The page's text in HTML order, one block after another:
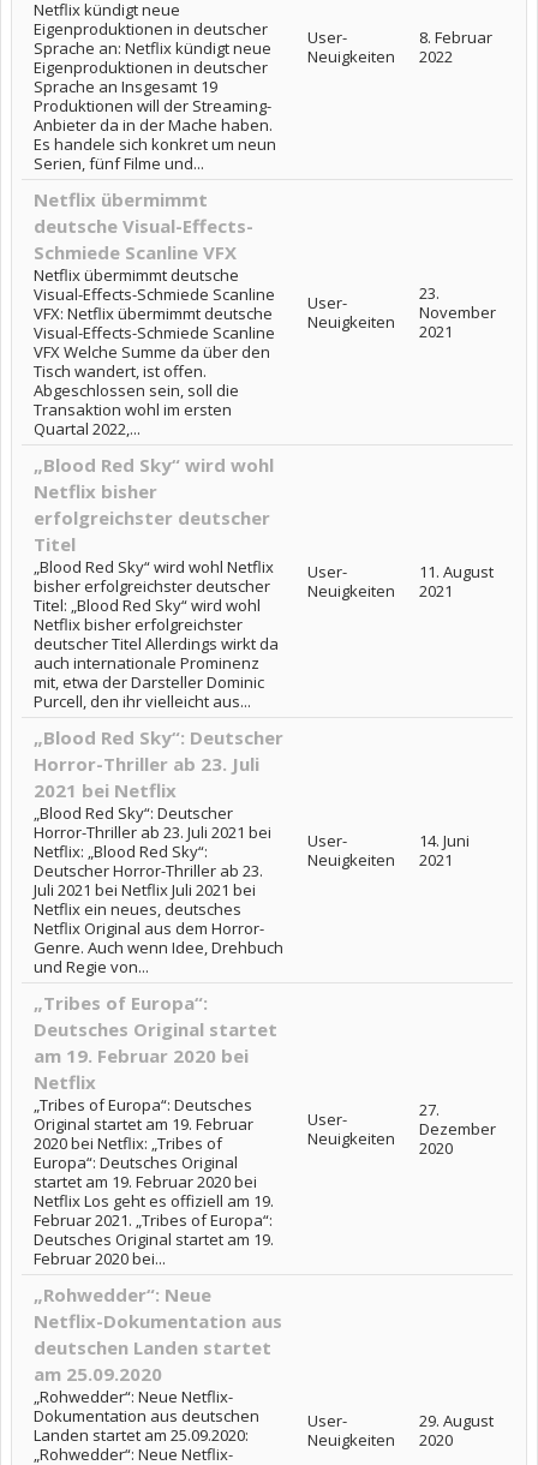
Netflix kündigt neue
Eigenproduktionen in deutscher
Sprache an: Netflix kündigt neue
Eigenproduktionen in deutscher
Sprache an Insgesamt 19
Produktionen will der Streaming-
Anbieter da in der Mache haben.
Es handele sich konkret um neun
Serien, fünf Filme und...
User-
Neuigkeiten
8. Februar
2022
Netflix übermimmt
deutsche Visual-Effects-
Schmiede Scanline VFX
Netflix übermimmt deutsche
Visual-Effects-Schmiede Scanline
VFX: Netflix übermimmt deutsche
Visual-Effects-Schmiede Scanline
VFX Welche Summe da über den
Tisch wandert, ist offen.
Abgeschlossen sein, soll die
Transaktion wohl im ersten
Quartal 2022,...
User-
Neuigkeiten
23.
November
2021
„Blood Red Sky“ wird wohl
Netflix bisher
erfolgreichster deutscher
Titel
„Blood Red Sky“ wird wohl Netflix
bisher erfolgreichster deutscher
Titel: „Blood Red Sky“ wird wohl
Netflix bisher erfolgreichster
deutscher Titel Allerdings wirkt da
auch internationale Prominenz
mit, etwa der Darsteller Dominic
Purcell, den ihr vielleicht aus...
User-
Neuigkeiten
11. August
2021
„Blood Red Sky“: Deutscher
Horror-Thriller ab 23. Juli
2021 bei Netflix
„Blood Red Sky“: Deutscher
Horror-Thriller ab 23. Juli 2021 bei
Netflix: „Blood Red Sky“:
Deutscher Horror-Thriller ab 23.
Juli 2021 bei Netflix Juli 2021 bei
Netflix ein neues, deutsches
Netflix Original aus dem Horror-
Genre. Auch wenn Idee, Drehbuch
und Regie von...
User-
Neuigkeiten
14. Juni
2021
„Tribes of Europa“:
Deutsches Original startet
am 19. Februar 2020 bei
Netflix
„Tribes of Europa“: Deutsches
Original startet am 19. Februar
2020 bei Netflix: „Tribes of
Europa“: Deutsches Original
startet am 19. Februar 2020 bei
Netflix Los geht es offiziell am 19.
Februar 2021. „Tribes of Europa“:
Deutsches Original startet am 19.
Februar 2020 bei...
User-
Neuigkeiten
27.
Dezember
2020
„Rohwedder“: Neue
Netflix-Dokumentation aus
deutschen Landen startet
am 25.09.2020
„Rohwedder“: Neue Netflix-
Dokumentation aus deutschen
Landen startet am 25.09.2020:
„Rohwedder“: Neue Netflix-
User-
Neuigkeiten
29. August
2020